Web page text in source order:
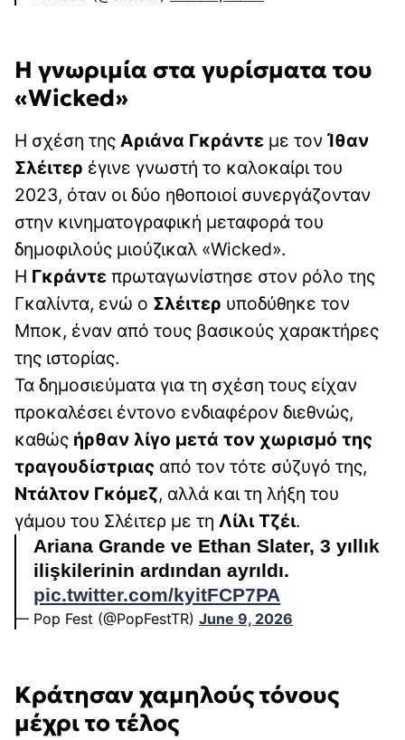
Η γνωριμία στα γυρίσματα του
«Wicked»
Η σχέση της Αριάνα Γκράντε με τον Ίθαν
Σλέιτερ έγινε γνωστή το καλοκαίρι του
2023, όταν οι δύο ηθοποιοί συνεργάζονταν
στην κινηματογραφική μεταφορά του
δημοφιλούς μιούζικαλ «Wicked».
Η Γκράντε πρωταγωνίστησε στον ρόλο της
Γκαλίντα, ενώ ο Σλέιτερ υποδύθηκε τον
Μποκ, έναν από τους βασικούς χαρακτήρες
της ιστορίας.
Τα δημοσιεύματα για τη σχέση τους είχαν
προκαλέσει έντονο ενδιαφέρον διεθνώς,
καθώς ήρθαν λίγο μετά τον χωρισμό της
τραγουδίστριας από τον τότε σύζυγό της,
Ντάλτον Γκόμεζ, αλλά και τη λήξη του
γάμου του Σλέιτερ με τη Λίλι Τζέι.
Ariana Grande ve Ethan Slater, 3 yıllık
ilişkilerinin ardından ayrıldı.
pic.twitter.com/kyitFCP7PA
— Pop Fest (@PopFestTR) June 9, 2026
Κράτησαν χαμηλούς τόνους
μέχρι το τέλος